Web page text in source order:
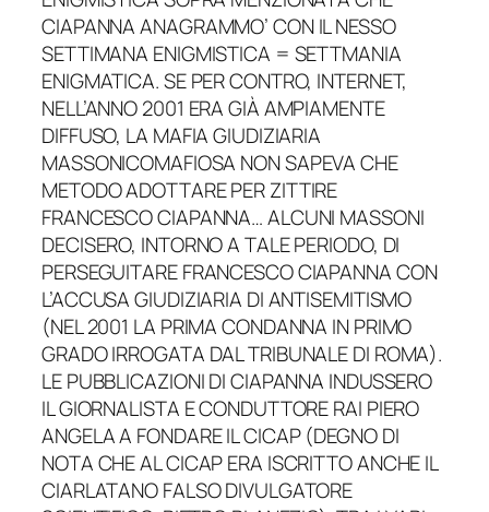
CIAPANNA ANAGRAMMO’ CON IL NESSO
SETTIMANA ENIGMISTICA = SETTMANIA
ENIGMATICA. SE PER CONTRO, INTERNET,
NELL’ANNO 2001 ERA GIÀ AMPIAMENTE
DIFFUSO, LA MAFIA GIUDIZIARIA
MASSONICOMAFIOSA NON SAPEVA CHE
METODO ADOTTARE PER ZITTIRE
FRANCESCO CIAPANNA… ALCUNI MASSONI
DECISERO, INTORNO A TALE PERIODO, DI
PERSEGUITARE FRANCESCO CIAPANNA CON
L’ACCUSA GIUDIZIARIA DI ANTISEMITISMO
(NEL 2001 LA PRIMA CONDANNA IN PRIMO
GRADO IRROGATA DAL TRIBUNALE DI ROMA).
LE PUBBLICAZIONI DI CIAPANNA INDUSSERO
IL GIORNALISTA E CONDUTTORE RAI PIERO
ANGELA A FONDARE IL CICAP (DEGNO DI
NOTA CHE AL CICAP ERA ISCRITTO ANCHE IL
CIARLATANO FALSO DIVULGATORE